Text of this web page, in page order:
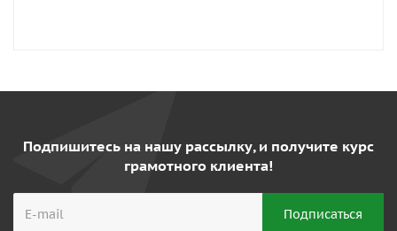
Подпишитесь на нашу рассылку, и получите курс
грамотного клиента!